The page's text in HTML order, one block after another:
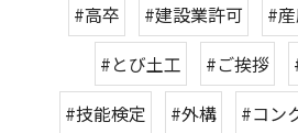
#高卒
#建設業許可 #
#とび土工
#ご挨拶
#技能検定
#外構 #コン